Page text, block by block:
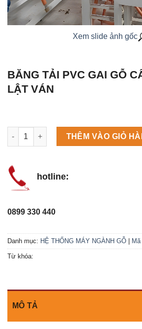
Xem slide ảnh gốc
BĂNG TẢI PVC GAI GỖ
LẬT VÁN
Máy làm đá viên Scotsman NW458AS số
THÊM VÀO GIỎ
hotline:
0899 330 440
Danh mục: HỆ THỐNG MÁY NGÀNH GỖ |
Từ khóa:
MÔ TẢ